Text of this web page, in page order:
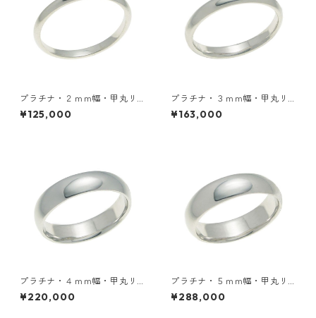
プラチナ・２ｍｍ幅・甲丸リ
ング
¥125,000
プラチナ・３ｍｍ幅・甲丸リ
ング
¥163,000
プラチナ・４ｍｍ幅・甲丸リ
ング
¥220,000
プラチナ・５ｍｍ幅・甲丸リ
ング
¥288,000